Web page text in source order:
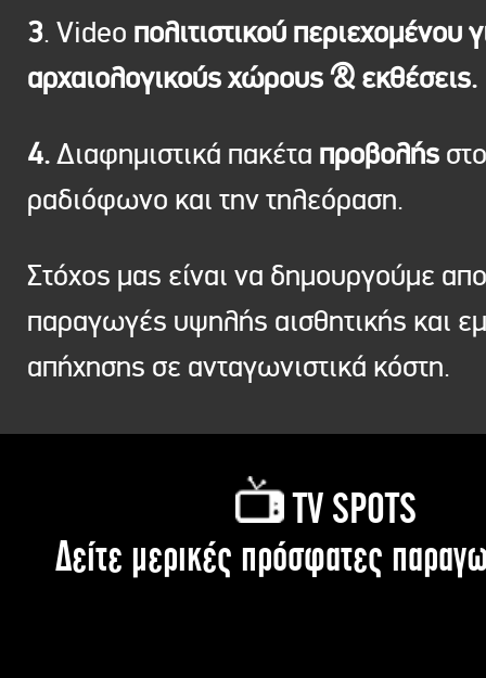
3. Video πολιτιστικού περιεχομένου
αρχαιολογικούς χώρους & εκθέσεις.
4.Διαφημιστικά πακέτα προβολής στο
ραδιόφωνο και την τηλεόραση.
Στόχος μας είναι να δημουργούμε
παραγωγές υψηλής αισθητικής και
απήχησης σε ανταγωνιστικά κόστη.
TV SPOTS
Δείτε μερικές πρόσφατες